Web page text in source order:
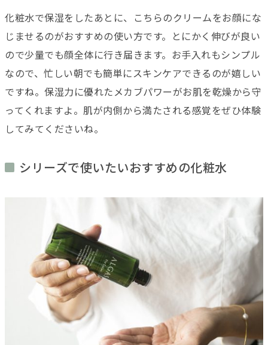
化粧水で保湿をしたあとに、こちらのクリームをお顔にな
じませるのがおすすめの使い方です。とにかく伸びが良い
ので少量でも顔全体に行き届きます。お手入れもシンプル
なので、忙しい朝でも簡単にスキンケアできるのが嬉しい
ですね。保湿力に優れたメカブパワーがお肌を乾燥から守
ってくれますよ。肌が内側から満たされる感覚をぜひ体験
してみてくださいね。
シリーズで使いたいおすすめの化粧水